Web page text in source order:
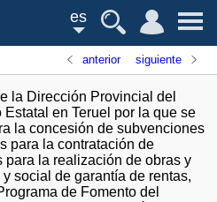
es
anterior siguiente
la Dirección Provincial del
en Teruel por la que se
la concesión de subvenciones
para la contratación de
la realización de obras y
social de garantía de rentas,
de Fomento del